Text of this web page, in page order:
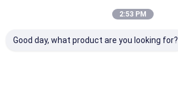
2:53 PM
Good day, what product are you looking for?